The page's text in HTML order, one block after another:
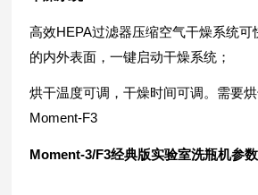
高效HEPA过滤器压缩空气干燥系统可
的内外表面，一键启动干燥系统；
烘干温度可调，干燥时间可调。需要
Moment-F3
Moment-3/F3经典版实验室洗瓶机参数